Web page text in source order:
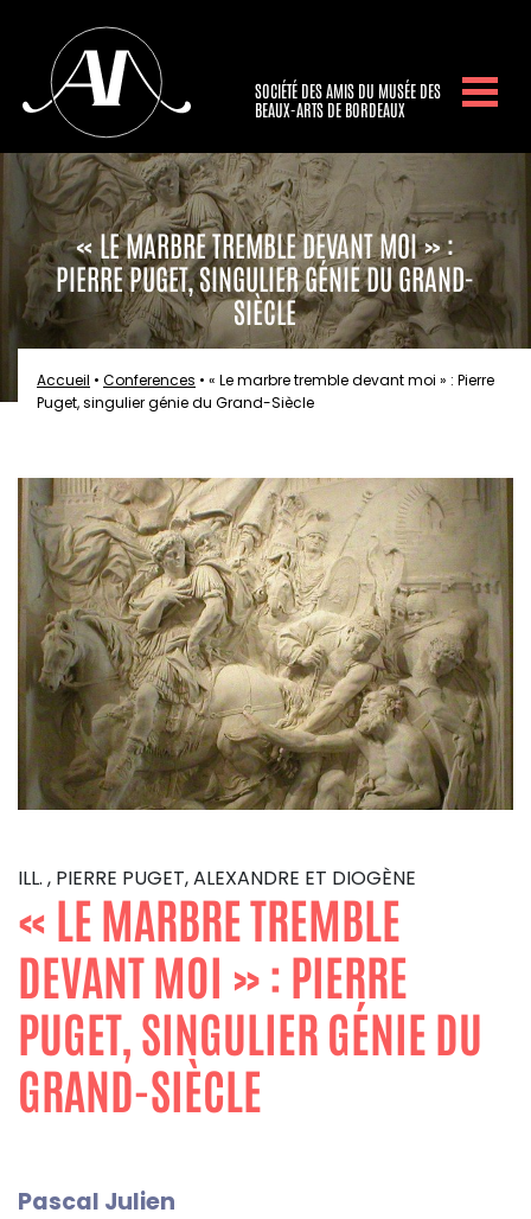
SOCIÉTÉ DES AMIS DU MUSÉE DES
BEAUX-ARTS DE BORDEAUX
« LE MARBRE TREMBLE DEVANT MOI » :
PIERRE PUGET, SINGULIER GÉNIE DU GRAND-
SIÈCLE
Accueil • Conferences • « Le marbre tremble devant moi » : Pierre
Puget, singulier génie du Grand-Siècle
ILL. , PIERRE PUGET, ALEXANDRE ET DIOGÈNE
« LE MARBRE TREMBLE
DEVANT MOI » : PIERRE
PUGET, SINGULIER GÉNIE DU
GRAND-SIÈCLE
Pascal Julien